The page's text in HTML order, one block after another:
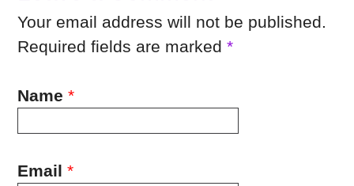
Your email address will not be published.
Required fields are marked*
Name *
Email *